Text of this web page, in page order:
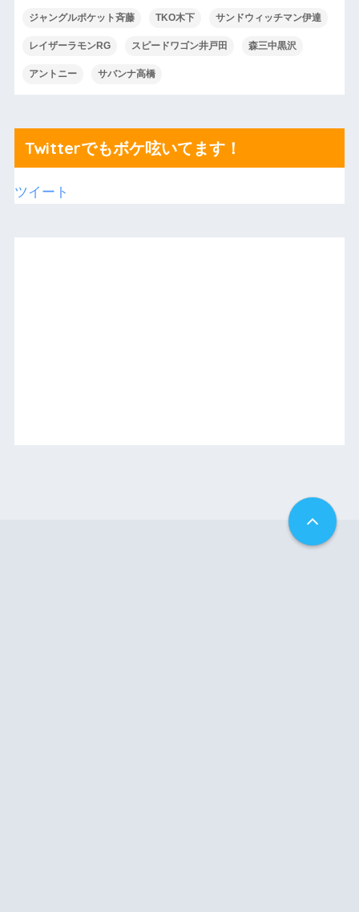
ジャングルポケット斉藤 TKO木下 サンドウィッチマン伊達
レイザーラモンRG スピードワゴン井戸田 森三中黒沢
アントニー サバンナ高橋
Twitterでもボケ呟いてます！
ツイート